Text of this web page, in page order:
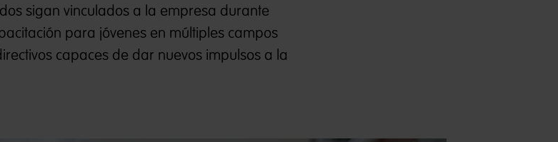
sigan vinculados a la empresa durante
para jóvenes en múltiples campos
capaces de dar nuevos impulsos a la